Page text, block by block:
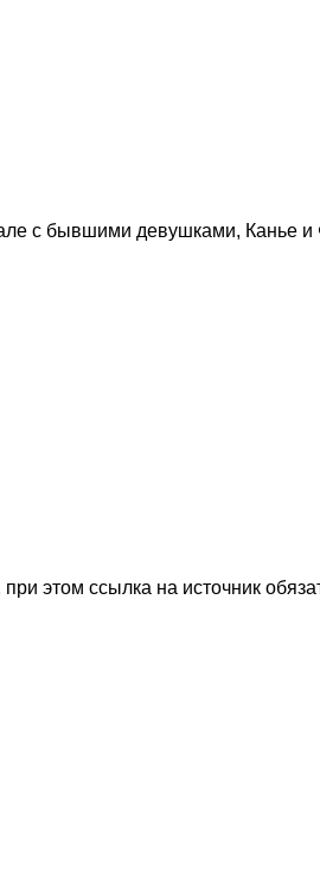
с бывшими девушками, Канье
этом ссылка на источник